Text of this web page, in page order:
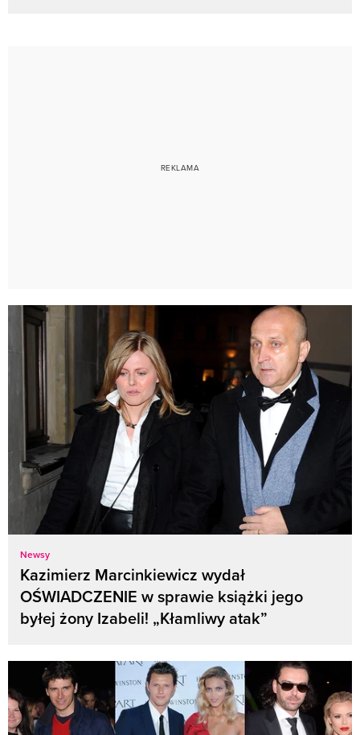
Newsy
Kazimierz Marcinkiewicz wydał
OŚWIADCZENIE w sprawie książki jego
byłej żony Izabeli! „Kłamliwy atak”